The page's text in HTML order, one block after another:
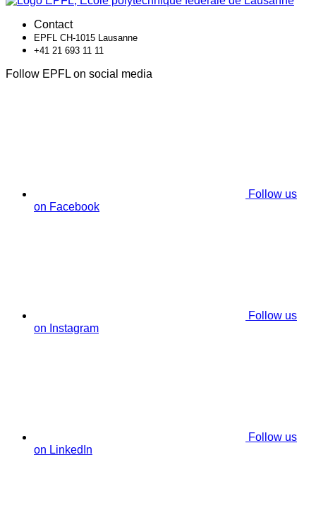
Contact
EPFL CH-1015 Lausanne
+41 21 693 11 11
Follow EPFL on social media
Follow us
on Facebook
Follow us
on Instagram
Follow us
on LinkedIn